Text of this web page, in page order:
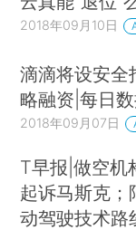
2018年09月10日
滴滴将设安全
略融资|每日
2018年09月07日
T早报|做空机
起诉马斯克；
动驾驶技术